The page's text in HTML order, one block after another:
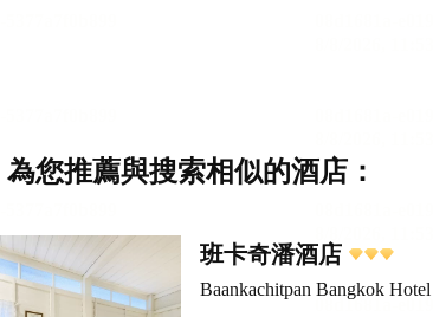
為您推薦與搜索相似的酒店：
班卡奇潘酒店
Baankachitpan Bangkok Hotel